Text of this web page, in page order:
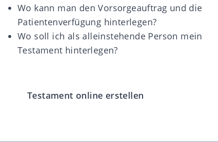
Wo kann man den Vorsorgeauftrag und die
Patientenverfügung hinterlegen?
Wo soll ich als alleinstehende Person mein
Testament hinterlegen?
Testament online erstellen